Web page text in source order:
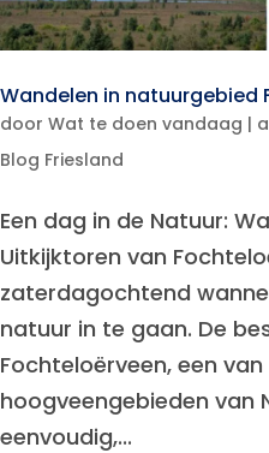
Wandelen in natuurgebied
door Wat te doen vandaag |
Blog Friesland
Een dag in de Natuur:
Uitkijktoren van
zaterdagochtend
natuur in te gaan. De
Fochteloërveen, een
hoogveengebieden van
eenvoudig,...